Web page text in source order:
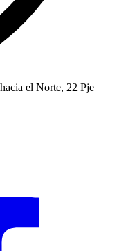
el Norte, 22 Pje